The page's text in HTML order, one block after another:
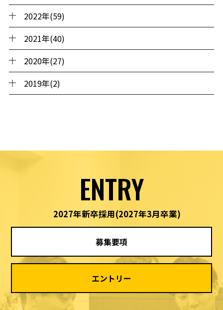
2022年(59)
2021年(40)
2020年(27)
2019年(2)
ENTRY
2027年新卒採用(2027年3月卒業)
募集要項
エントリー